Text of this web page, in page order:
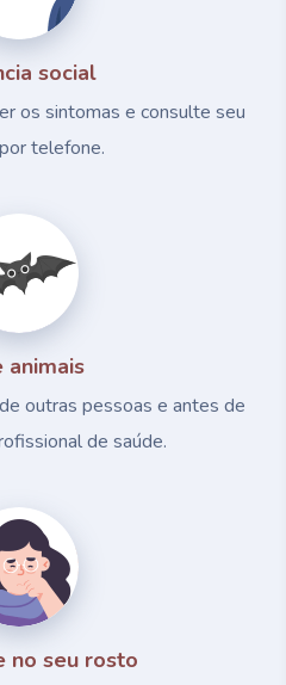
social
os sintomas e consulte seu
telefone.
animais
outras pessoas e antes de
de saúde.
no seu rosto